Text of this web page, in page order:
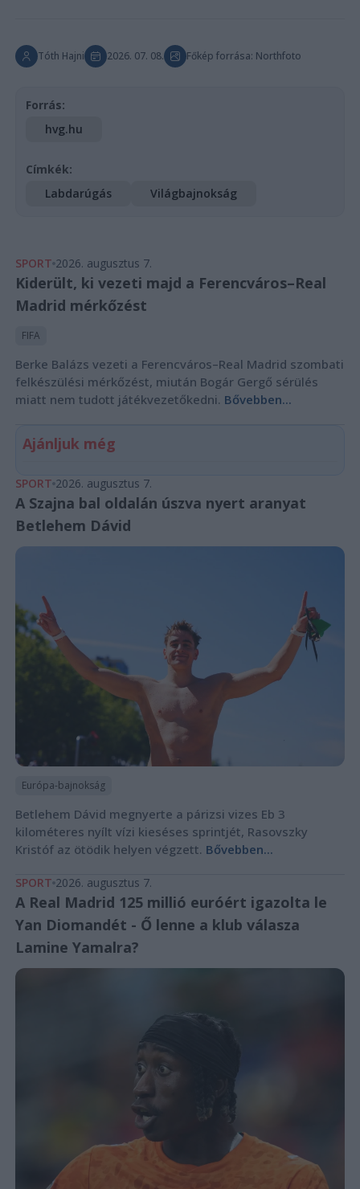
Tóth Hajni 2026. 07. 08. Főkép forrása: Northfoto
Forrás:
hvg.hu
Címkék:
Labdarúgás
Világbajnokság
SPORT 2026. augusztus 7.
Kiderült, ki vezeti majd a Ferencváros–Real
Madrid mérkőzést
FIFA
Berke Balázs vezeti a Ferencváros–Real Madrid szombati
felkészülési mérkőzést, miután Bogár Gergő sérülés
miatt nem tudott játékvezetőkedni. Bővebben...
Ajánljuk még
SPORT 2026. augusztus 7.
A Szajna bal oldalán úszva nyert aranyat
Betlehem Dávid
Európa-bajnokság
Betlehem Dávid megnyerte a párizsi vizes Eb 3
kilométeres nyílt vízi kieséses sprintjét, Rasovszky
Kristóf az ötödik helyen végzett. Bővebben...
SPORT 2026. augusztus 7.
A Real Madrid 125 millió euróért igazolta le
Yan Diomandét - Ő lenne a klub válasza
Lamine Yamalra?